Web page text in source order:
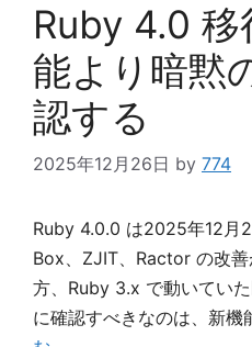
Ruby 4.0
能より暗黙
認する
2025年12月26日 by 774
Ruby 4.0.0 は2025年12月
Box、ZJIT、Ractor の改
方、Ruby 3.x で動いてい
に確認すべきなのは、新